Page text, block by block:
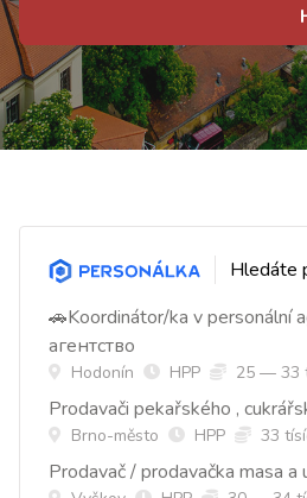
Hledáte
🚗Koordinátor/ka v
агентство
Hodonín HPP 25 — 33
Prodavači pekařského ,
Brno-město HPP 33
Prodavač / prodavačka masa a